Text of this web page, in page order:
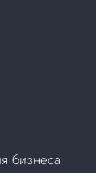
бизнеса